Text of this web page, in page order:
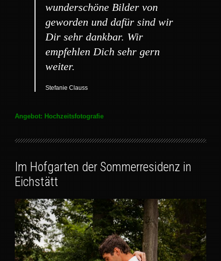
wunderschöne Bilder von
geworden und dafür sind wir
Dir sehr dankbar. Wir
empfehlen Dich sehr gern
weiter.
Stefanie Clauss
Angebot: Hochzeitsfotografie
Im Hofgarten der Sommerresidenz in
Eichstätt